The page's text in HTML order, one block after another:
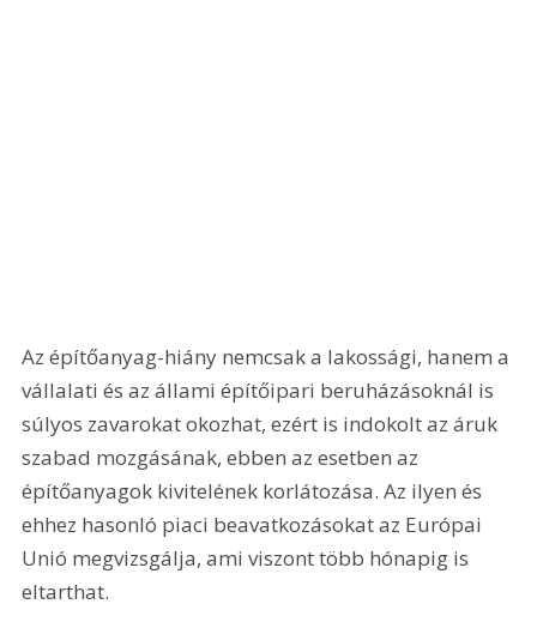
Az építőanyag-hiány nemcsak a lakossági, hanem a
vállalati és az állami építőipari beruházásoknál is
súlyos zavarokat okozhat, ezért is indokolt az áruk
szabad mozgásának, ebben az esetben az
építőanyagok kivitelének korlátozása. Az ilyen és
ehhez hasonló piaci beavatkozásokat az Európai
Unió megvizsgálja, ami viszont több hónapig is
eltarthat.